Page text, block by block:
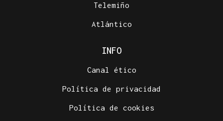
Telemiño
Atlántico
INFO
Canal ético
Política de privacidad
Política de cookies